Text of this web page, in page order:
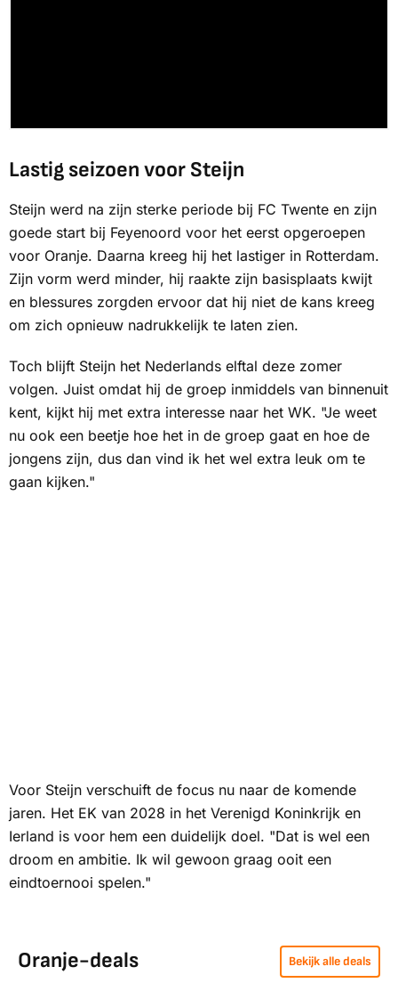
Lastig seizoen voor Steijn
Steijn werd na zijn sterke periode bij FC Twente en zijn
goede start bij Feyenoord voor het eerst opgeroepen
voor Oranje. Daarna kreeg hij het lastiger in Rotterdam.
Zijn vorm werd minder, hij raakte zijn basisplaats kwijt
en blessures zorgden ervoor dat hij niet de kans kreeg
om zich opnieuw nadrukkelijk te laten zien.
Toch blijft Steijn het Nederlands elftal deze zomer
volgen. Juist omdat hij de groep inmiddels van binnenuit
kent, kijkt hij met extra interesse naar het WK. "Je weet
nu ook een beetje hoe het in de groep gaat en hoe de
jongens zijn, dus dan vind ik het wel extra leuk om te
gaan kijken."
Voor Steijn verschuift de focus nu naar de komende
jaren. Het EK van 2028 in het Verenigd Koninkrijk en
Ierland is voor hem een duidelijk doel. "Dat is wel een
droom en ambitie. Ik wil gewoon graag ooit een
eindtoernooi spelen."
Oranje-deals Bekijk alle deals